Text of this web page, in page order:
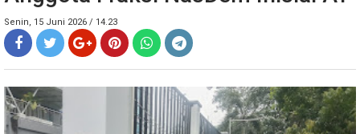
Senin, 15 Juni 2026 / 14.23